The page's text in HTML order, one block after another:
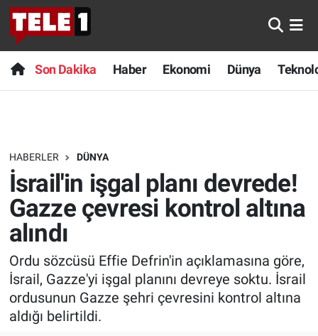
Son Dakika Haber Ekonomi Dünya
HABERLER DÜNYA
İsrail'in işgal planı devrede!
Gazze çevresi kontrol altına
alındı
Ordu sözcüsü Effie Defrin'in açıklamasına göre,
İsrail, Gazze'yi işgal planını devreye soktu. İsrail
ordusunun Gazze şehri çevresini kontrol altına
aldığı belirtildi.
Anında Manşet
Başka Sohbetler
Bilim turu
Bilim ve Teknoloji Evreni
Doğa Konuşuyor
Dünya
Ege Saati
Son Dakika
Haber
Dünya
Sağlık
Spor
Yayın Akışı
Nöbetçi Eczaneler
Hava Durumu
Trafik Durumu
Süper Lig Puan Durumu ve Fikstür
Tüm Manşetler
Son Dakika Haberleri
Haber Arşivi